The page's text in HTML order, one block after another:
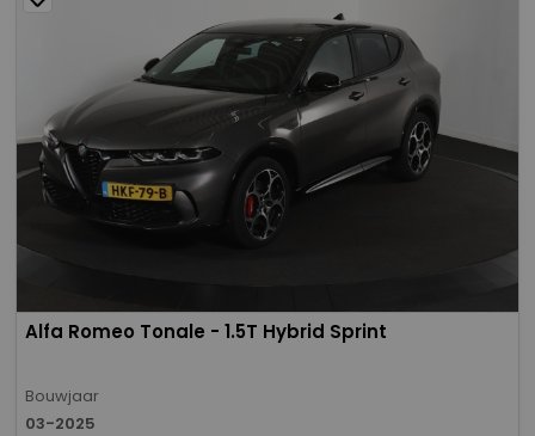
Alfa Romeo Tonale - 1.5T Hybrid Sprint
Bouwjaar
03-2025